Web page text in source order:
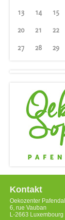
13 14 15
20 21 22
27 28 29
Kontakt
Oekozenter
6, rue Vauban
L-2663 Luxembourg